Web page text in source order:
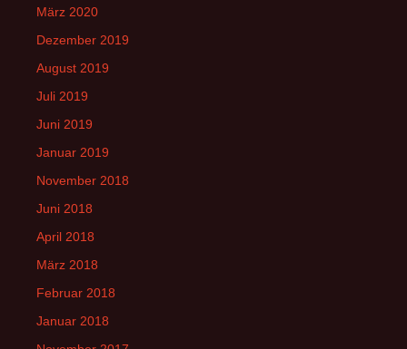
März 2020
Dezember 2019
August 2019
Juli 2019
Juni 2019
Januar 2019
November 2018
Juni 2018
April 2018
März 2018
Februar 2018
Januar 2018